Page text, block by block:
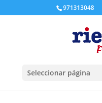
971313048
Seleccionar página